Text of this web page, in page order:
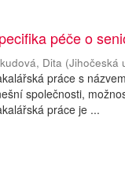
péče o
Dita (Jihočeská
práce s
společnosti,
práce je ...